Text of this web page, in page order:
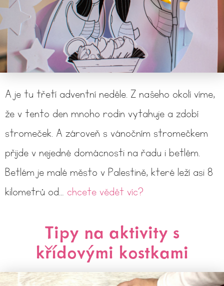
A je tu třetí adventní neděle. Z našeho okolí víme,
že v tento den mnoho rodin vytahuje a zdobí
stromeček. A zároveň s vánočním stromečkem
přijde v nejedné domácnosti na řadu i betlém.
Betlém je malé město v Palestině, které leží asi 8
kilometrů od… chcete vědět víc?
Tipy na aktivity s
křídovými kostkami